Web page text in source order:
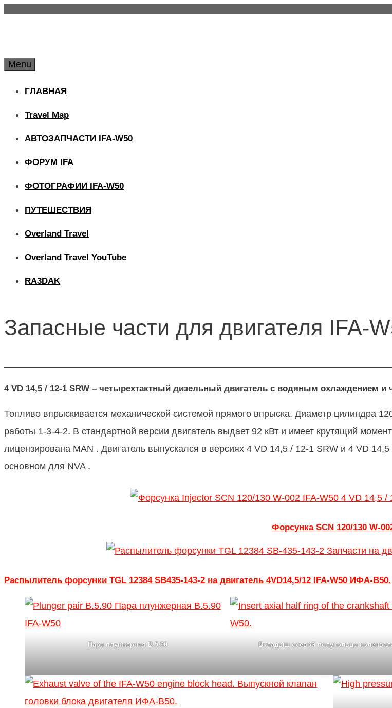
Skip
Menu
ГЛАВНАЯ
Travel Map
АВТОЗАПЧАСТИ IFA-W50
ФОРУМ IFA
ФОТОГРАФИИ IFA-W50
ПУТЕШЕСТВИЯ
Overland Travel
Overland Travel YouTube
RA3DAK
Запасные части для двигателя IFA-
4 VD 14,5 / 12-1 SRW – четырехтактный дизельный двигатель с водяным охлаждением
Топливо впрыскивается механической системой прямого впрыска. Диаметр цилиндра
работы 1-3-4-2. В стандартной версии двигатель выдает 92 кВт и имеет крутящий
лицензирована MAN . Двигатель выпускался в версиях 4 VD 14,5 / 12-1 SRW и 4 VD
основном для NVA .
Форсунка SCN 120/130 W-
Распылитель форсунки TGL 12384 SB435-143-2 на двигатель 4VD14,5/12 IFA-W50 ИФА-В50.
Пара плунжерная В.5.90 Вкладыш осевой полукольцо